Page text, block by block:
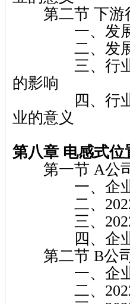
第二节 下游
一、发展
二、发展
三、行业新
的影响
四、行业竞
业的意义
第八章 电感式
第一节 A公
一、企业
二、2022-
三、2022-
四、企业未
第二节 B公
一、企业
二、2022-